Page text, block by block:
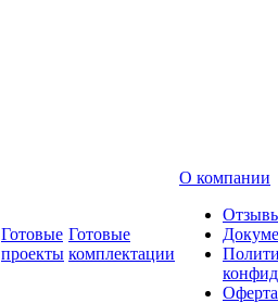
Готовые
проекты
Готовые
комплектации
О компании
Оферта